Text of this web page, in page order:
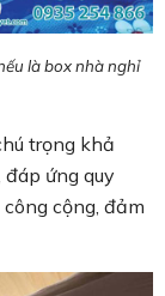
là box nhà nghỉ
trọng khả
ứng quy
cộng, đảm